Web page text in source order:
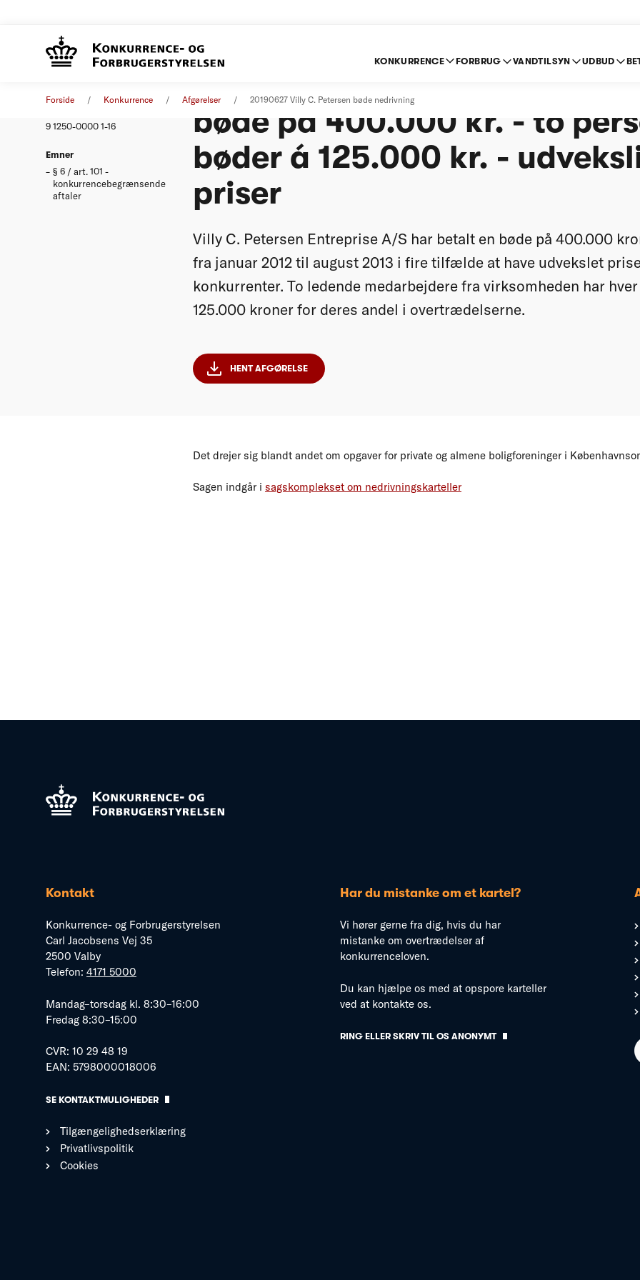
KONKURRENCE FORBRUG VANDTILSYN UDBUD
Forside Konkurrence Afgørelser 20190627 Villy C. Petersen bøde nedrivning
9 1250-0000 1-16
Emner
§ 6 / art. 101 -
konkurrencebegrænsende
aftaler
bøde på 400.000 kr. - to
bøder á 125.000 kr. -
priser
Villy C. Petersen Entreprise A/S har betalt en bøde på 400.000
fra januar 2012 til august 2013 i fire tilfælde at have udvekslet
konkurrenter. To ledende medarbejdere fra virksomheden har
125.000 kroner for deres andel i overtrædelserne.
HENT AFGØRELSE
Det drejer sig blandt andet om opgaver for private og almene boligforeninger i
Sagen indgår i sagskomplekset om nedrivningskarteller
Kontakt
Konkurrence- og Forbrugerstyrelsen
Carl Jacobsens Vej 35
2500 Valby
Telefon: 4171 5000
Mandag–torsdag kl. 8:30–16:00
Fredag 8:30–15:00
CVR: 10 29 48 19
EAN: 5798000018006
SE KONTAKTMULIGHEDER
Tilgængelighedserklæring
Privatlivspolitik
Cookies
Har du mistanke om et kartel?
Vi hører gerne fra dig, hvis du har
mistanke om overtrædelser af
konkurrenceloven.
Du kan hjælpe os med at opspore karteller
ved at kontakte os.
RING ELLER SKRIV TIL OS ANONYMT